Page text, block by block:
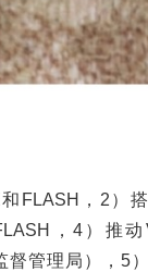
和 FLASH ， 2 ）
， 4 ）推动
督管理局）， 5